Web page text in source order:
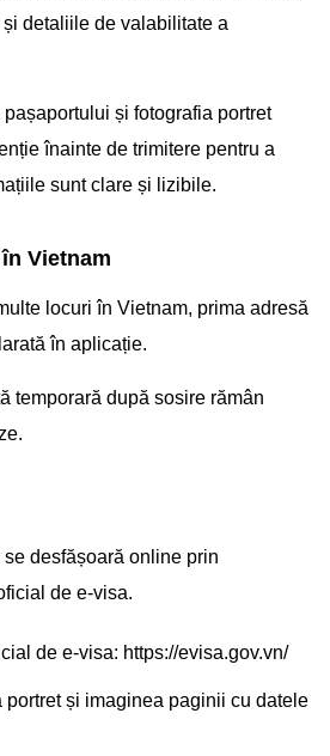
detaliile de valabilitate a
și fotografia portret
înainte de trimitere pentru a
sunt clare și lizibile.
Vietnam
locuri în Vietnam, prima adresă
în aplicație.
temporară după sosire rămân
desfășoară online prin
de e-visa.
de e-visa: https://evisa.gov.vn/
portret și imaginea paginii cu datele